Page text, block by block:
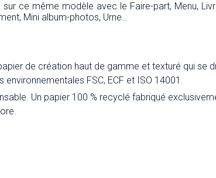
ce même modèle avec le Faire-part, Menu,
Mini album-photos, Urne…
de création haut de gamme et texturé qui se
FSC, ECF et ISO 14001.
Un papier 100 % recyclé fabriqué